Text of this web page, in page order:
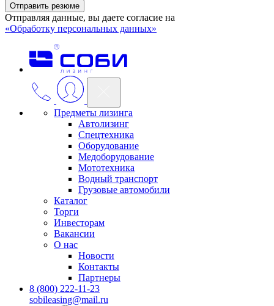
Отправить резюме
Отправляя данные, вы даете согласие на
«Обработку персональных данных»
Предметы лизинга
Автолизинг
Спецтехника
Оборудование
Медоборудование
Мототехника
Водный транспорт
Грузовые автомобили
Каталог
Торги
Инвесторам
Вакансии
О нас
Новости
Контакты
Партнеры
8 (800) 222-11-23
sobileasing@mail.ru